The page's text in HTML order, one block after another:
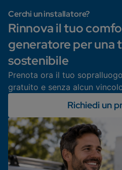
Cerchi un installatore?
Rinnova il tuo
generatore per una
sostenibile
Prenota ora il tuo
gratuito e senza alcun
Richiedi un